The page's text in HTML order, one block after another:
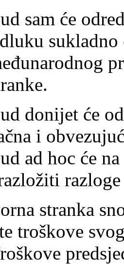
sam će
donijet će
i
ad hoc će
stranka
troškove